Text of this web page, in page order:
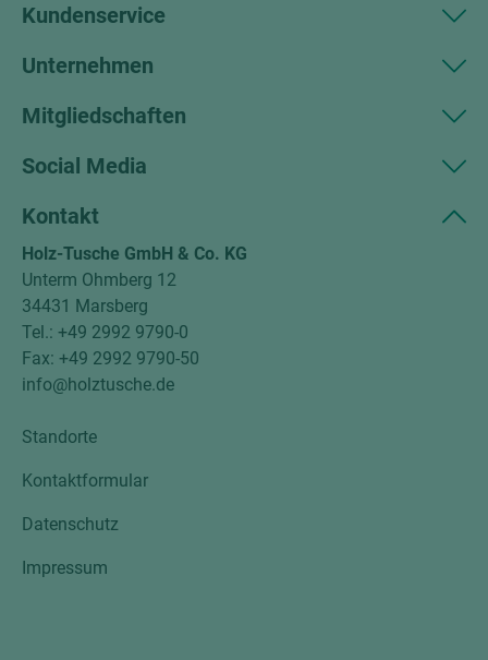
Kundenservice
Unternehmen
Mitgliedschaften
Social Media
Kontakt
Holz-Tusche GmbH & Co. KG
Unterm Ohmberg 12
34431 Marsberg
Tel.: +49 2992 9790-0
Fax: +49 2992 9790-50
info@holztusche.de
Standorte
Kontaktformular
Datenschutz
Impressum